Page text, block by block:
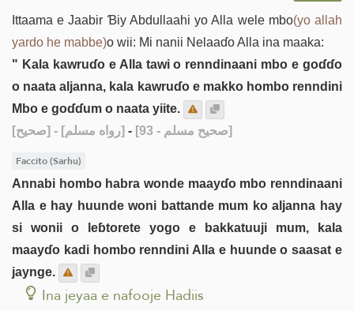
Ittaama e Jaabir Ɓiy Abdullaahi yo Alla wele mbo(yo allah
yardo he mabbe)o wii: Mi nanii Nelaaɗo Alla ina maaka:
" Kala kawruɗo e Alla tawi o renndinaani mbo e goɗɗo
o naata aljanna, kala kawruɗo e makko hombo renndini
Mbo e goɗɗum o naata yiite.
[صحيح]
- [رواه مسلم] - [صحيح مسلم - 93]
Faccito (Sarhu)
Annabi hombo habra wonde maayɗo mbo renndinaani
Alla e hay huunde woni battande mum ko aljanna hay
si wonii o leɓtorete yogo e bakkatuuji mum, kala
maayɗo kadi hombo renndini Alla e huunde o saasat e
jaynge.
Ina jeyaa e nafooje Hadiis